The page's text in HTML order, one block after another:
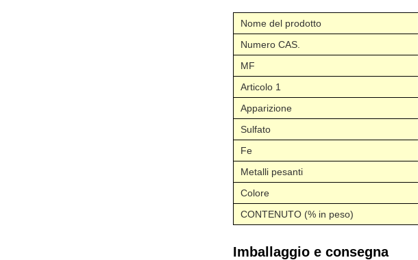
Nome del prodotto
Numero CAS.
MF
Articolo 1
Apparizione
Sulfato
Fe
Metalli pesanti
Colore
CONTENUTO (% in peso)
Imballaggio e consegna